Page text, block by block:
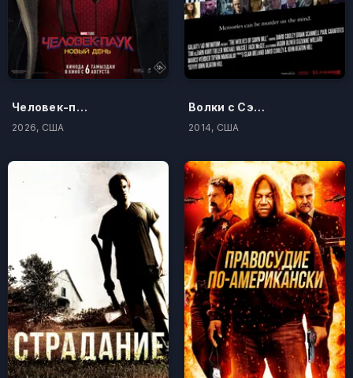
Человек-паук: Новый день
2026, США
Волки с Сэйвин-Хилл
2014, США